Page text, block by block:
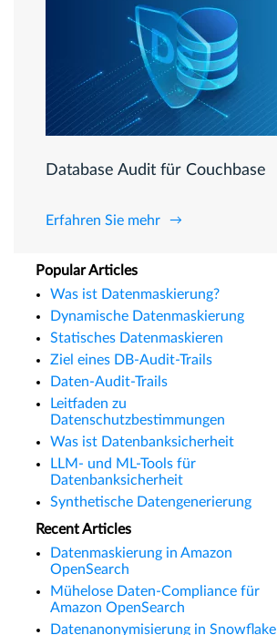
Database Audit für Couchbase
Erfahren Sie mehr
Popular Articles
Was ist Datenmaskierung?
Dynamische Datenmaskierung
Statisches Datenmaskieren
Ziel eines DB-Audit-Trails
Daten-Audit-Trails
Leitfaden zu
Datenschutzbestimmungen
Was ist Datenbanksicherheit
LLM- und ML-Tools für
Datenbanksicherheit
Synthetische Datengenerierung
Recent Articles
Datenmaskierung in Amazon
OpenSearch
Mühelose Daten-Compliance für
Amazon OpenSearch
Datenanonymisierung in Snowflake